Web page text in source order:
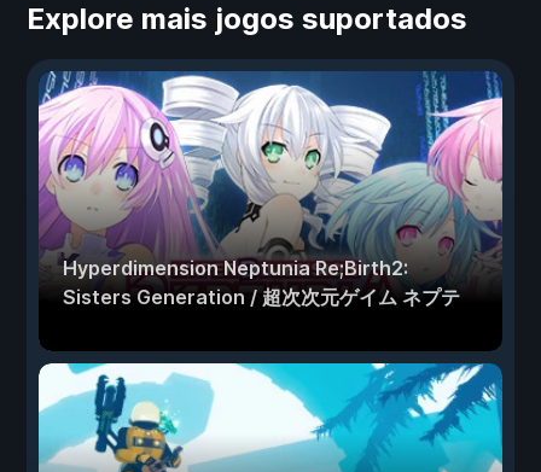
Explore mais jogos suportados
Hyperdimension Neptunia Re;Birth2:
Sisters Generation / 超次次元ゲイム ネプテ